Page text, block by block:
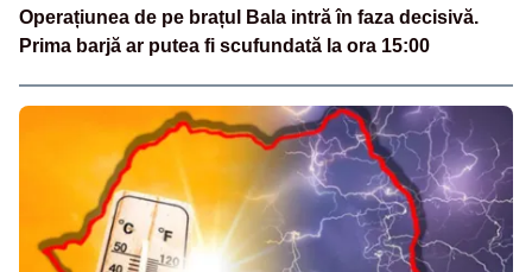
Operațiunea de pe brațul Bala intră în faza decisivă.
Prima barjă ar putea fi scufundată la ora 15:00